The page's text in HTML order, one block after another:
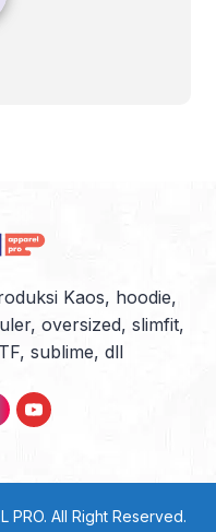
Kaos, hoodie,
oversized, slimfit,
sublime, dll
PRO. All Right Reserved.